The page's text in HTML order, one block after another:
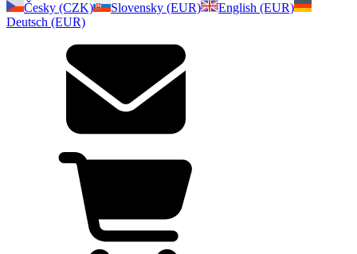
Česky (CZK)
Slovensky (EUR)
English (EUR)
Deutsch (EUR)